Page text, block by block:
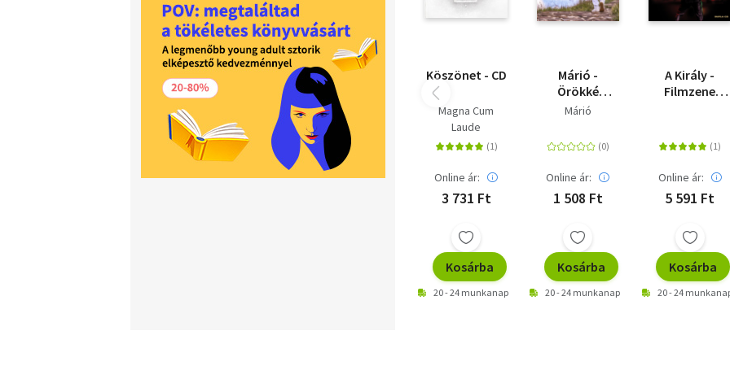
Köszönet - CD
Magna Cum
Laude
Online ár:
3 731 Ft
Kosárba
20 - 24 munkanap
Márió -
Örökké
szeretlek-
kiadás
Márió
Online ár:
1 508 Ft
Kosárba
20 - 24 munkanap
A Király -
Filmzene
Zámbó
Jimmy - 2 CD
Online ár:
5 591 Ft
Kosárba
20 - 24